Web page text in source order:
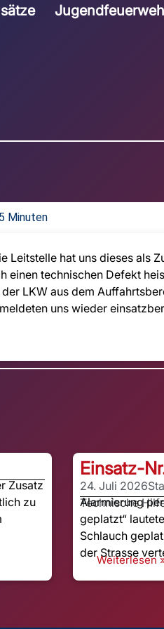
Minuten
hat uns dieses als
technischen Defekt
LKW aus dem
uns wieder
Zusatz
zu
Einsatz-
24. Juli 2026
Technische
Alarmierung
geplatzt“
Schlauch
der Strasse
Weiterlesen